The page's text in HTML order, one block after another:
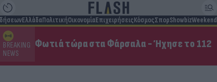
ΕλλάδαΠολιτικήΟικονομίαΕπιχειρήσειςΚόσμοςΣπορShowbizWeekend
BREAKING
NEWS
Φωτιά τώρα στα Φάρσαλα - Ήχησε το 112